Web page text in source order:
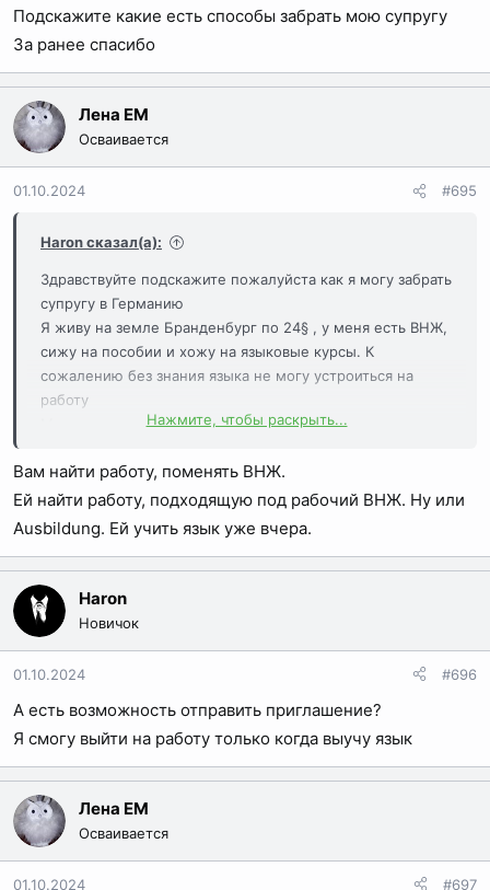
Подскажите какие есть способы забрать мою супругу
За ранее спасибо
Лена EM
Осваивается
01.10.2024 #695
Haron сказал(а):
Здравствуйте подскажите пожалуйста как я могу забрать
супругу в Германию
Я живу на земле Бранденбург по 24§ , у меня есть ВНЖ,
сижу на пособии и хожу на языковые курсы. К
сожалению без знания языка не могу устроиться на
работу
Моя супруга находится в России, у нас брак
Подскажите какие есть способы забрать мою супругу
За ранее спасибо
Нажмите, чтобы раскрыть...
Вам найти работу, поменять ВНЖ.
Ей найти работу, подходящую под рабочий ВНЖ. Ну или
Ausbildung. Ей учить язык уже вчера.
Haron
Новичок
01.10.2024 #696
А есть возможность отправить приглашение?
Я смогу выйти на работу только когда выучу язык
Лена EM
Осваивается
01.10.2024 #697